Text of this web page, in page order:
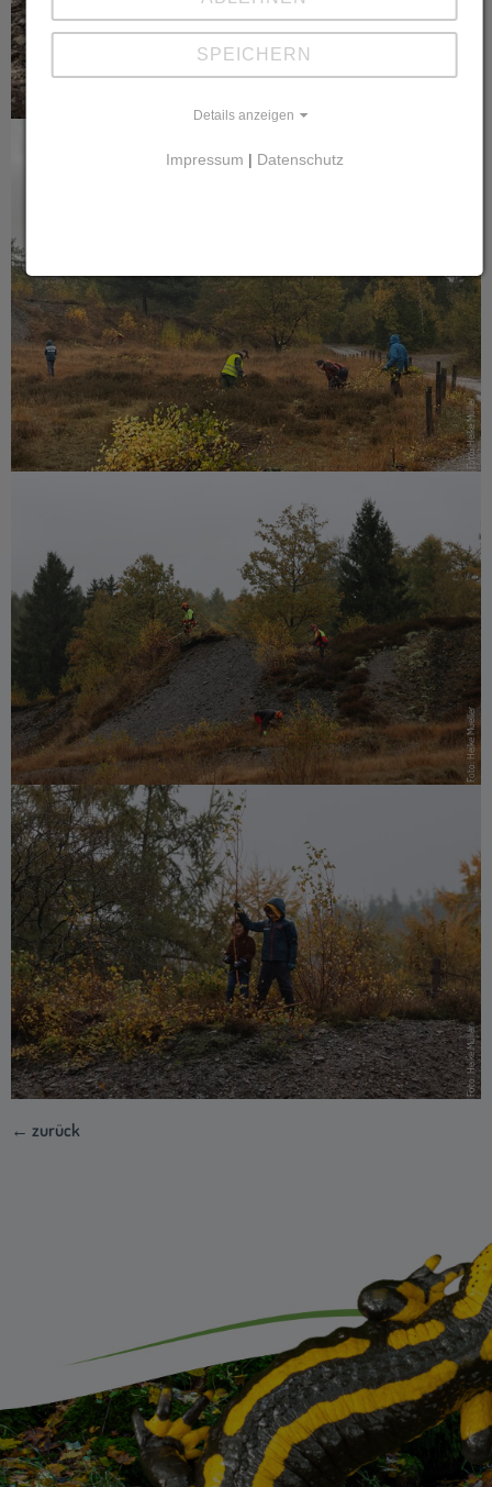
Foto: Heike Müller
Foto: Heike Mueller
Foto: Heike Müller
← zurück
SPEICHERN
Details anzeigen
Impressum | Datenschutz